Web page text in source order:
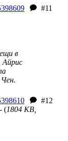
#11
в
#12
- (1804 KB,